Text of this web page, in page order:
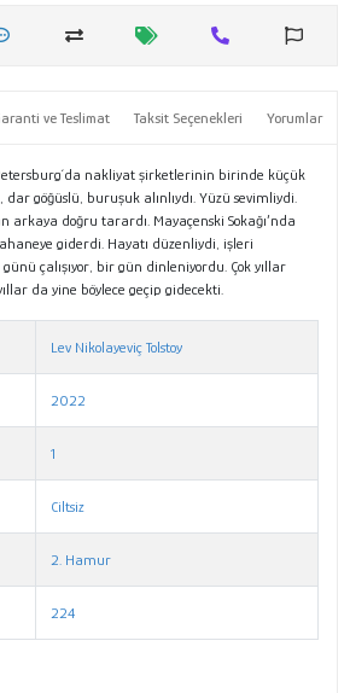
ve Teslimat Taksit Seçenekleri Yorumlar
nakliyat şirketlerinin birinde küçük
göğüslü, buruşuk alınlıydı. Yüzü sevimliydi.
arkaya doğru tarardı. Mayaçenski Sokağı’nda
giderdi. Hayatı düzenliydi, işleri
günü çalışıyor, bir gün dinleniyordu. Çok yıllar
da yine böylece geçip gidecekti.
Lev Nikolayeviç Tolstoy
2022
1
Ciltsiz
2. Hamur
224